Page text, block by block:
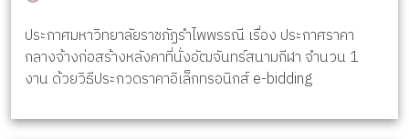
ประกาศมหาวิทยาลัยราชภัฏรำไพพรรณี เรื่อง ประกาศราคา
กลางจ้างก่อสร้างหลังคาที่นั่งอัฒจันทร์สนามกีฬา จำนวน 1
งาน ด้วยวิธีประกวดราคาอิเล็กทรอนิกส์ e-bidding